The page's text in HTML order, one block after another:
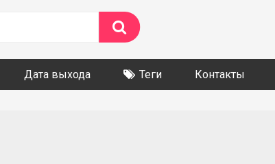
Дата выхода Теги Контакты